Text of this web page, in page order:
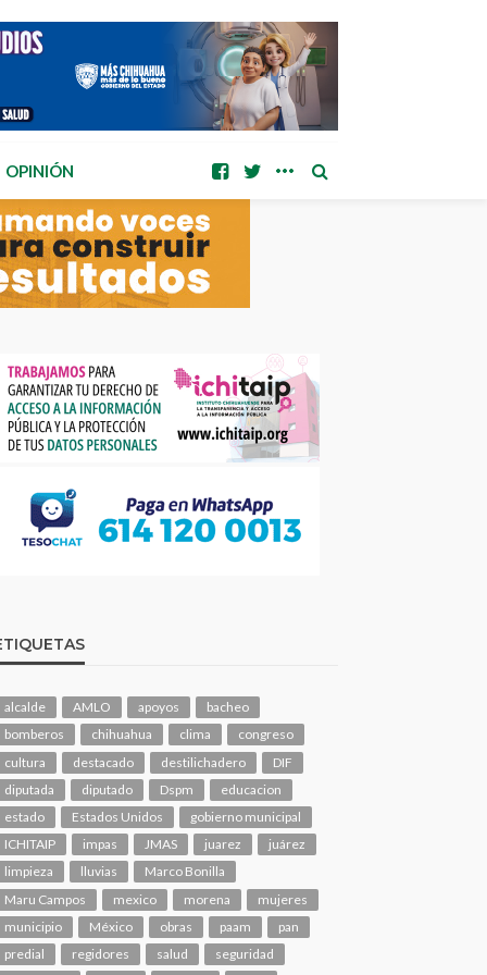
OPINIÓN
alcalde AMLO apoyos
bacheo
bomberos
chihuahua clima
congreso
cultura
destacado destilichadero
DIF
diputada
diputado Dspm
educacion
estado
Estados Unidos
gobierno municipal
ICHITAIP
impas JMAS juarez
juárez
limpieza
lluvias
Marco Bonilla
Maru Campos
mexico morena
mujeres
municipio
México obras paam
pan
predial
regidores salud
seguridad